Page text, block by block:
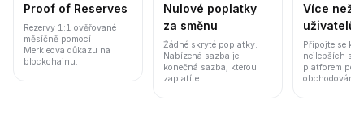
Proof of Reserves
Rezervy 1:1 ověřované
měsíčně pomocí
Merkleova důkazu na
blockchainu.
Nulové poplatky
za směnu
Žádné skryté poplatky.
Nabízená sazba je
konečná sazba, kterou
zaplatíte.
Více než
uživatelů
Připojte se k
nejlepších
platforem
obchodování